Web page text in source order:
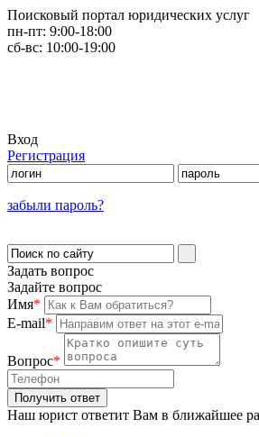
Поисковый портал юридических услуг
пн-пт: 9:00-18:00
сб-вс: 10:00-19:00
Вход
Регистрация
забыли пароль?
Задать вопрос
Задайте вопрос
Имя*
E-mail*
Вопрос*
Наш юрист ответит Вам в ближайшее